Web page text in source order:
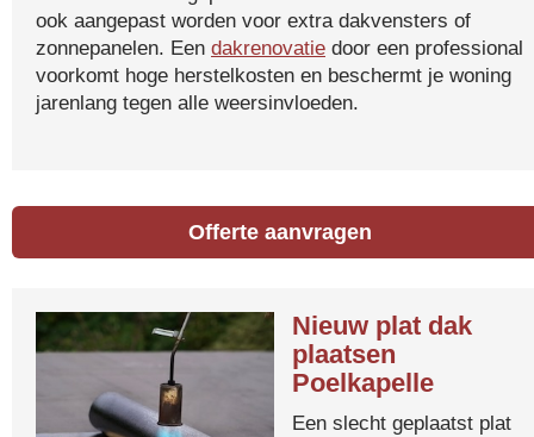
ook aangepast worden voor extra dakvensters of
zonnepanelen. Een dakrenovatie door een professional
voorkomt hoge herstelkosten en beschermt je woning
jarenlang tegen alle weersinvloeden.
Offerte aanvragen
Nieuw plat dak
plaatsen
Poelkapelle
Een slecht geplaatst plat